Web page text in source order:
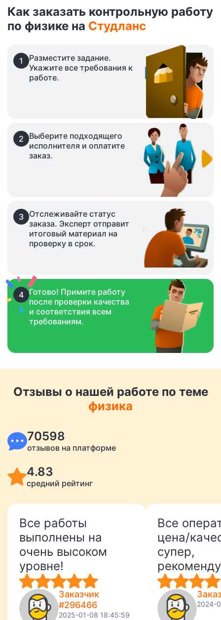
Как заказать контрольную работу
по физике на Студланс
1
Разместите задание.
Укажите все требования к
работе.
2
Выберите подходящего
исполнителя и оплатите
заказ.
3 Отслеживайте статус
заказа. Эксперт отправит
итоговый материал на
проверку в срок.
4 Готово! Примите работу
после проверки качества
и соответствия всем
требованиям.
Отзывы о нашей работе по теме
физика
70598
отзывов на платформе
4.83
средний рейтинг
Все работы
выполнены на
очень высоком
уровне!
Заказчик
#296466
2025-01-08 18:45:59
Все
цена/
супер,
2024-